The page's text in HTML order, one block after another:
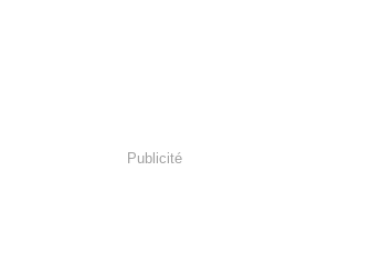
Publicité